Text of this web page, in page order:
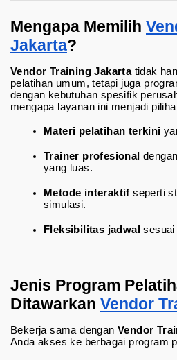
Mengapa Memilih
Jakarta?
Vendor Training Jakarta tidak
pelatihan umum, tetapi juga
dengan kebutuhan spesifik
mengapa layanan ini menjadi
Materi pelatihan terkini
Trainer profesional
yang luas.
Metode interaktif seperti
simulasi.
Fleksibilitas jadwal sesuai
Jenis Program
Ditawarkan Vendor
Bekerja sama dengan Vendor
Anda akses ke berbagai program